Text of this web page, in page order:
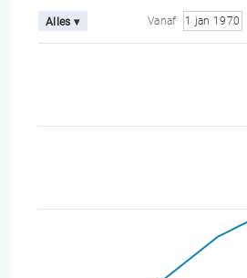
Alles ▾ Vanaf 1 jan 1970